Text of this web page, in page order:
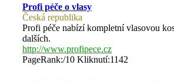
Profi péče o vlasy
Česká republika
Profi péče nabízí kompletní vlasovou
dalších.
http://www.profipece.cz
PageRank:/10 Kliknutí:1142